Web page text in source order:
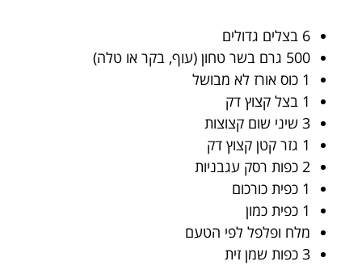
6 בצלים גדולים
500 גרם בשר טחון (עוף, בקר או טלה)
1 כוס אורז לא מבושל
1 בצל קצוץ דק
3 שיני שום קצוצות
1 גזר קטן קצוץ דק
2 כפות רסק עגבניות
1 כפית כורכום
1 כפית כמון
מלח ופלפל לפי הטעם
3 כפות שמן זית